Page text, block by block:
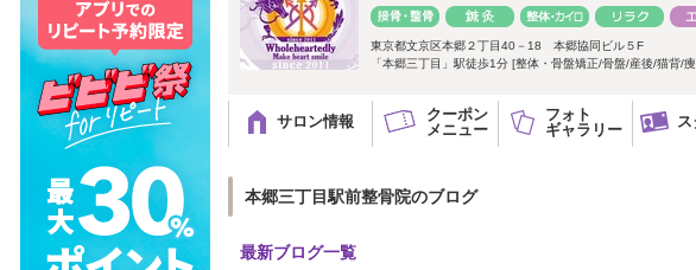
東京都文京区本郷２丁目40－18 本郷協同ビル５F
「本郷三丁目」駅徒歩1分 [整体・骨盤矯正/骨盤/産後/猫背/
サロン情報
クーポン
メニュー
フォト
ギャラリー
ス
本郷三丁目駅前整骨院のブログ
最新ブログ一覧